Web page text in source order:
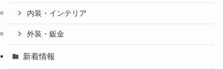
内装・インテリア
外装・鈑金
新着情報